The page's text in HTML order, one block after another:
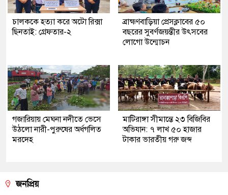
চালককে হত্যা করে অটো রিক্সা
ছিনতাই: গ্রেফতার-২
ব্রাহ্মণবাড়িয়া প্রেসক্লাবের ৫০
বছরের সুবর্ণজয়ন্তীর উৎসবের
লোগো উন্মোচন
গজারিয়ায় মেঘনা নদীতে ভেসে
উঠলো নারী-পুরুষের অর্ধগলিত
মরদেহ
মাটিরাঙ্গা সীমান্তে ২৩ বিজিবির
অভিযান: ৭ লাখ ৫০ হাজার
টাকার ভারতীয় গরু জব্দ
জনপ্রিয়